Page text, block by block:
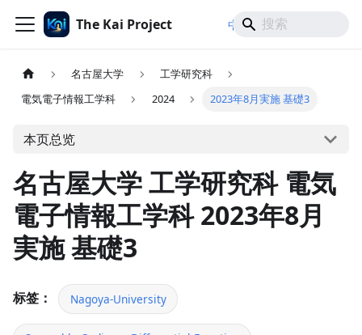
The Kai Project 中文/ 日本語
名古屋大学
工学研究科
電気電子情報工学科
2024 2023年8月実施 基礎3
本页总览
名古屋大学 工学研究科 電気
電子情報工学科 2023年8月
実施 基礎3
标签： Nagoya-University